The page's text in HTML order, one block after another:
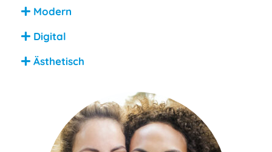
Modern
Digital
Ästhetisch